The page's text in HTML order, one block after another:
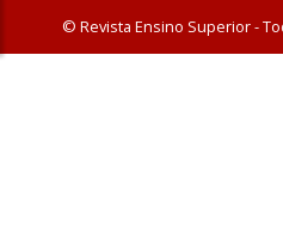
© Revista Ensino Superior -